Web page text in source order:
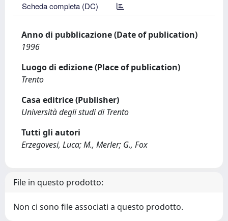
Scheda completa (DC)
Anno di pubblicazione (Date of publication)
1996
Luogo di edizione (Place of publication)
Trento
Casa editrice (Publisher)
Università degli studi di Trento
Tutti gli autori
Erzegovesi, Luca; M., Merler; G., Fox
File in questo prodotto:
Non ci sono file associati a questo prodotto.